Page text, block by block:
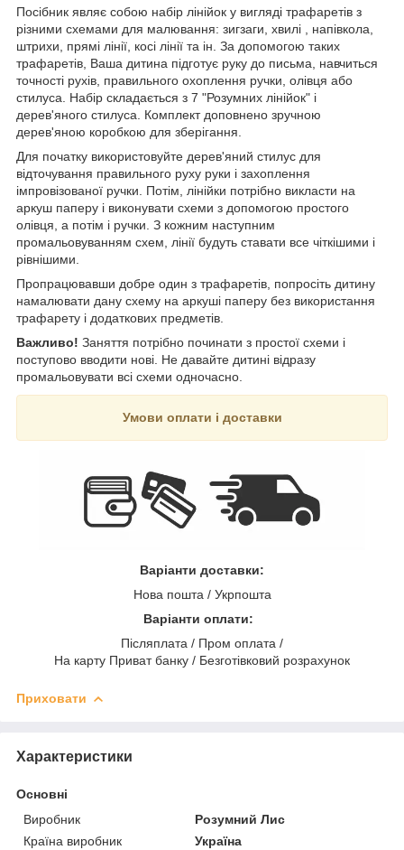
Посібник являє собою набір лінійок у вигляді трафаретів з
різними схемами для малювання: зигзаги, хвилі , напівкола,
штрихи, прямі лінії, косі лінії та ін. За допомогою таких
трафаретів, Ваша дитина підготує руку до письма, навчиться
точності рухів, правильного охоплення ручки, олівця або
стилуса. Набір складається з 7 "Розумних лінійок" і
дерев'яного стилуса. Комплект доповнено зручною
дерев'яною коробкою для зберігання.
Для початку використовуйте дерев'яний стилус для
відточування правильного руху руки і захоплення
імпровізованої ручки. Потім, лінійки потрібно викласти на
аркуш паперу і виконувати схеми з допомогою простого
олівця, а потім і ручки. З кожним наступним
промальовуванням схем, лінії будуть ставати все чіткішими і
рівнішими.
Пропрацювавши добре один з трафаретів, попросіть дитину
намалювати дану схему на аркуші паперу без використання
трафарету і додаткових предметів.
Важливо! Заняття потрібно починати з простої схеми і
поступово вводити нові. Не давайте дитині відразу
промальовувати всі схеми одночасно.
Умови оплати і доставки
Варіанти доставки:
Нова пошта / Укрпошта
Варіанти оплати:
Післяплата / Пром оплата /
На карту Приват банку / Безготівковий розрахунок
Приховати
Характеристики
Основні
Виробник
Розумний Лис
Країна виробник
Україна